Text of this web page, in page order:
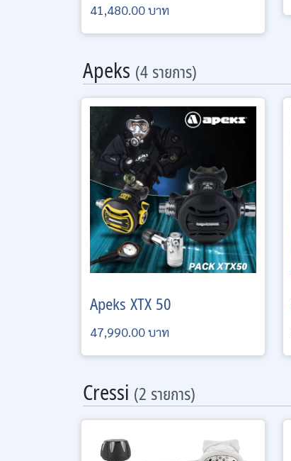
41,480.00 บาท
Apeks (4 รายการ)
Apeks XTX 50
47,990.00 บาท
Cressi (2 รายการ)